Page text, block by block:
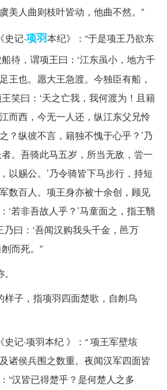
美人曲则枝叶皆动，他曲不然。”
记·项羽本纪》：“于是项王乃欲东
待，谓项王曰：‘江东虽小，地方千
王也。愿大王急渡。今独臣有船，
笑曰：‘天之亡我，我何渡为！且籍
而西，今无一人还，纵江东父兄怜
？纵彼不言，籍独不愧于心乎？’乃
。吾骑此马五岁，所当无敌，尝一
以赐公。’乃令骑皆下马步行，持短
数百人。项王身亦被十余创，顾见
‘若非吾故人乎？’马童面之，指王翳
乃曰：‘吾闻汉购我头千金，邑万
而死。”
样子，指项羽四面楚歌，自刎乌
记·项羽本纪 》：“ 项王军壁垓
诸侯兵围之数重。夜闻汉军四面皆
“汉皆已得楚乎？是何楚人之多